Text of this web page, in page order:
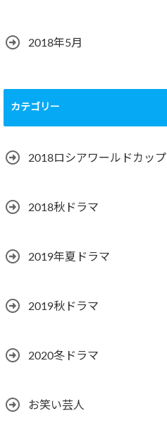
2018年5月
カテゴリー
2018ロシアワールドカップ
2018秋ドラマ
2019年夏ドラマ
2019秋ドラマ
2020冬ドラマ
お笑い芸人